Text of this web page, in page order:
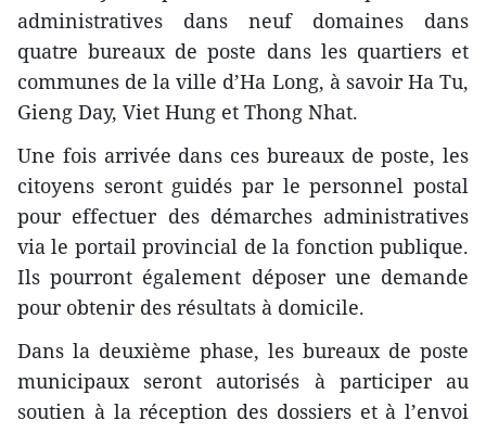
administratives dans neuf domaines dans
quatre bureaux de poste dans les quartiers et
communes de la ville d’Ha Long, à savoir Ha Tu,
Gieng Day, Viet Hung et Thong Nhat.
Une fois arrivée dans ces bureaux de poste, les
citoyens seront guidés par le personnel postal
pour effectuer des démarches administratives
via le portail provincial de la fonction publique.
Ils pourront également déposer une demande
pour obtenir des résultats à domicile.
Dans la deuxième phase, les bureaux de poste
municipaux seront autorisés à participer au
soutien à la réception des dossiers et à l’envoi